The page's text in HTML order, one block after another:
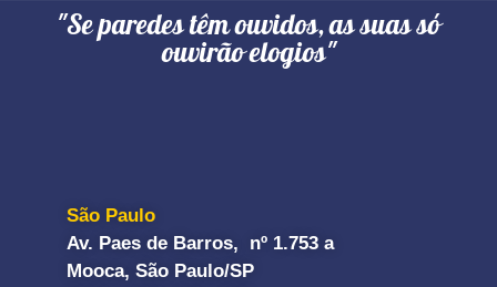
"Se paredes têm ouvidos, as suas só
ouvirão elogios"
São Paulo
Av. Paes de Barros, nº 1.753 a
Mooca, São Paulo/SP